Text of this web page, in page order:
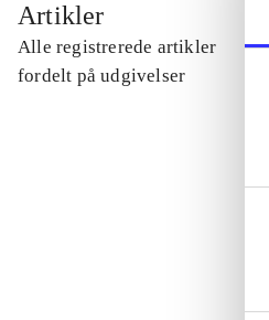
Artikler
Alle registrerede artikler
fordelt på udgivelser